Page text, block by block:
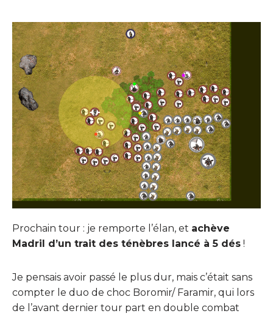
Prochain tour : je remporte l’élan, et achève
Madril d’un trait des ténèbres lancé à 5 dés !
Je pensais avoir passé le plus dur, mais c’était sans
compter le duo de choc Boromir/ Faramir, qui lors
de l’avant dernier tour part en double combat